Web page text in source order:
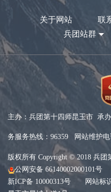
关于网站 联
兵团站群
主办：兵团第十四师昆玉市 承
务服务热线：96359 网站维护电
版权所有 Copyright © 2018 兵团
公网安备 66140002000101号
新ICP备 10000313号 网站标识